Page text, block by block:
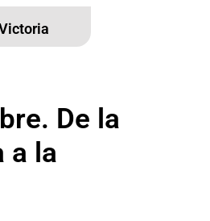
De la
a la